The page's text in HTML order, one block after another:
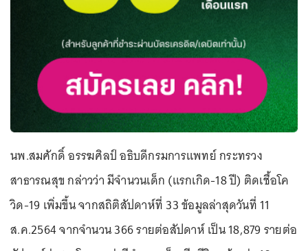
นพ.สมศักดิ์ อรรฆศิลป์ อธิบดีกรมการแพทย์ กระทรวง
สาธารณสุข กล่าวว่า มีจำนวนเด็ก (แรกเกิด-18 ปี) ติดเชื้อโค
วิด-19 เพิ่มขึ้น จากสถิติสัปดาห์ที่ 33 ข้อมูลล่าสุดวันที่ 11
ส.ค.2564 จากจำนวน 366 รายต่อสัปดาห์ เป็น 18,879 รายต่อ